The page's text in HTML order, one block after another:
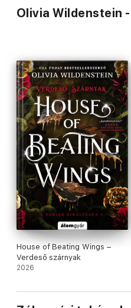
Olivia Wildenstein
House of Beating Wings –
Verdeső szárnyak
2026